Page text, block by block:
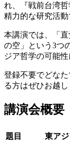
れ、『戦前台湾
精力的な研究活動
本講演では、「
の空」という3つ
ジア哲学の可能
登録不要でどな
る方はぜひお越し
講演会概要
題目 東ア